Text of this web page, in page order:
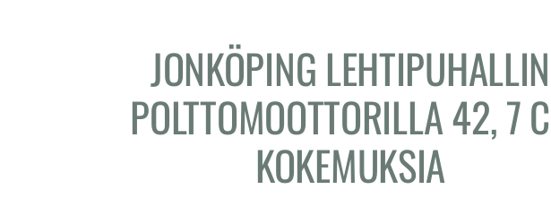
JONKÖPING LEHTIPUHALLIN
POLTTOMOOTTORILLA 42, 7
KOKEMUKSIA